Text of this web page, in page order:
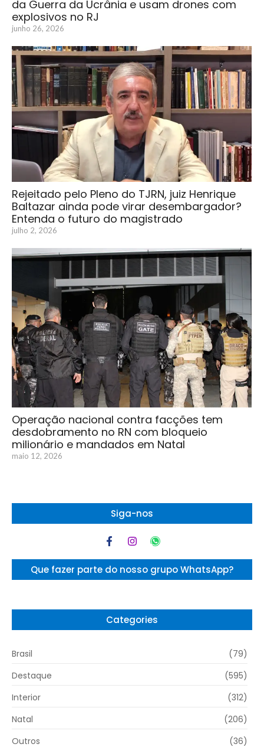
da Guerra da Ucrânia e usam drones com
explosivos no RJ
junho 26, 2026
Rejeitado pelo Pleno do TJRN, juiz Henrique
Baltazar ainda pode virar desembargador?
Entenda o futuro do magistrado
julho 2, 2026
Operação nacional contra facções tem
desdobramento no RN com bloqueio
milionário e mandados em Natal
maio 12, 2026
Siga-nos
Que fazer parte do nosso grupo WhatsApp?
Categories
Brasil
(79)
Destaque
(595)
Interior
(312)
Natal
(206)
Outros
(36)